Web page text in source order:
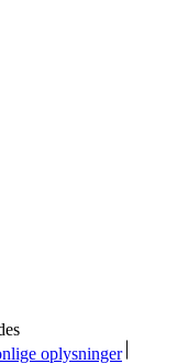
oplysninger